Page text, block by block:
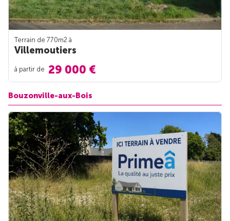
Terrain de 770m2 à
Villemoutiers
à partir de 29 000 €
Bouzonville-aux-Bois